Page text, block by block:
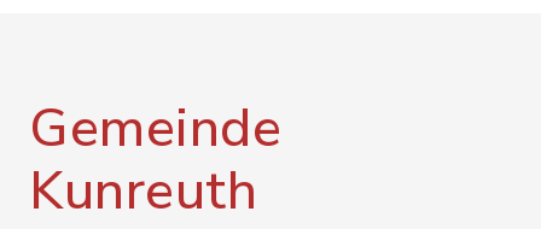
Gemeinde
Kunreuth